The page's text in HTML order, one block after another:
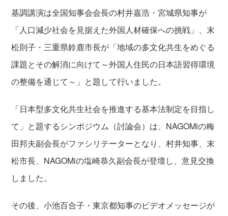
基調講演は全国知事会会長の村井嘉浩・宮城県知事が
「人口減少社会を見据えた外国人材確保への挑戦」、末
松則子・三重県鈴鹿市長が「地域の多文化共生をめぐる
課題とその解消に向けて～外国人住民の日本語習得環境
の整備を通じて～」と題して行いました。
「日本型多文化共生社会を推進する基本法制定を目指し
て」と題するシンポジウム（討論会）は、NAGOMiの梅
田邦夫副会長がファシリテーターとなり、村井知事、末
松市長、NAGOMiの塩崎恭久副会長が登壇し、意見交換
しました。
その後、小池百合子・東京都知事のビデオメッセージが